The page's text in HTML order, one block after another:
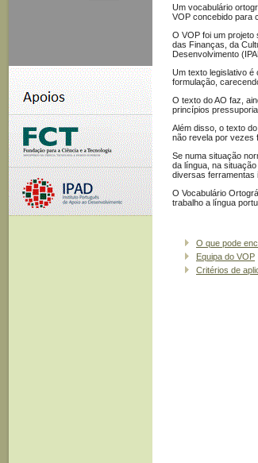
Um vocabulário
VOP concebido para
O VOP foi um projeto
das Finanças, da
Desenvolvimento
Um texto legislativo
formulação,
O texto do AO faz,
princípios
Além disso, o texto
não revela por vezes
Se numa situação
da língua, na
diversas ferramentas
O Vocabulário
trabalho a língua
O que pode
Equipa do VOP
Critérios de